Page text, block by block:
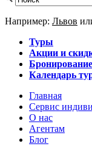
Например: Львов
Туры
Акции и
Календарь
Главная
Сервис
О нас
Агентам
Блог